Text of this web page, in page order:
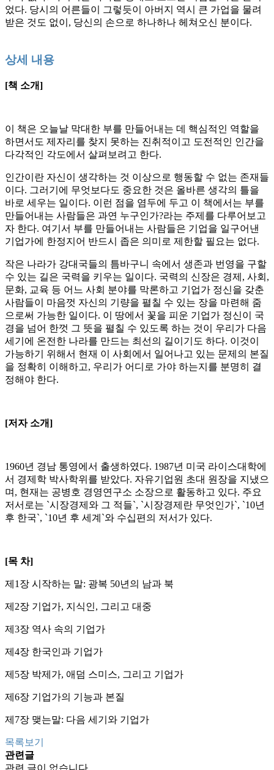
었다. 당시의 어른들이 그렇듯이 아버지 역시 큰 가업을 물려
받은 것도 없이, 당신의 손으로 하나하나 헤쳐오신 분이다.
상세 내용
[책 소개]
이 책은 오늘날 막대한 부를 만들어내는 데 핵심적인 역할을
하면서도 제자리를 찾지 못하는 진취적이고 도전적인 인간을
다각적인 각도에서 살펴보려고 한다.
인간이란 자신이 생각하는 것 이상으로 행동할 수 없는 존재들
이다. 그러기에 무엇보다도 중요한 것은 올바른 생각의 틀을
바로 세우는 일이다. 이런 점을 염두에 두고 이 책에서는 부를
만들어내는 사람들은 과연 누구인가?라는 주제를 다루어보고
자 한다. 여기서 부를 만들어내는 사람들은 기업을 일구어낸
기업가에 한정지어 반드시 좁은 의미로 제한할 필요는 없다.
작은 나라가 강대국들의 틈바구니 속에서 생존과 번영을 구할
수 있는 길은 국력을 키우는 일이다. 국력의 신장은 경제, 사회,
문화, 교육 등 어느 사회 분야를 막론하고 기업가 정신을 갖춘
사람들이 마음껏 자신의 기량을 펼칠 수 있는 장을 마련해 줌
으로써 가능한 일이다. 이 땅에서 꽃을 피운 기업가 정신이 국
경을 넘어 한껏 그 뜻을 펼칠 수 있도록 하는 것이 우리가 다음
세기에 온전한 나라를 만드는 최선의 길이기도 하다. 이것이
가능하기 위해서 현재 이 사회에서 일어나고 있는 문제의 본질
을 정확히 이해하고, 우리가 어디로 가야 하는지를 분명히 결
정해야 한다.
[저자 소개]
1960년 경남 통영에서 출생하였다. 1987년 미국 라이스대학에
서 경제학 박사학위를 받았다. 자유기업원 초대 원장을 지냈으
며, 현재는 공병호 경영연구소 소장으로 활동하고 있다. 주요
저서로는 `시장경제와 그 적들`, `시장경제란 무엇인가`, `10년
후 한국`, `10년 후 세계`와 수십편의 저서가 있다.
[목 차]
제1장 시작하는 말: 광복 50년의 남과 북
제2장 기업가, 지식인, 그리고 대중
제3장 역사 속의 기업가
제4장 한국인과 기업가
제5장 박제가, 애덤 스미스, 그리고 기업가
제6장 기업가의 기능과 본질
제7장 맺는말: 다음 세기와 기업가
목록보기
관련글
관련 글이 없습니다.